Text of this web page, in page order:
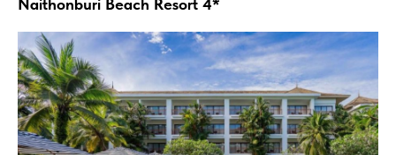
Naithonburi Beach Resort 4*